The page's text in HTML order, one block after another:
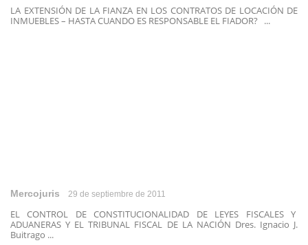
LA EXTENSIÓN DE LA FIANZA EN LOS CONTRATOS DE LOCACIÓN DE
INMUEBLES – HASTA CUANDO ES RESPONSABLE EL FIADOR? ...
Mercojuris 29 de septiembre de 2011
EL CONTROL DE CONSTITUCIONALIDAD DE LEYES FISCALES Y
ADUANERAS Y EL TRIBUNAL FISCAL DE LA NACIÓN Dres. Ignacio J.
Buitrago ...